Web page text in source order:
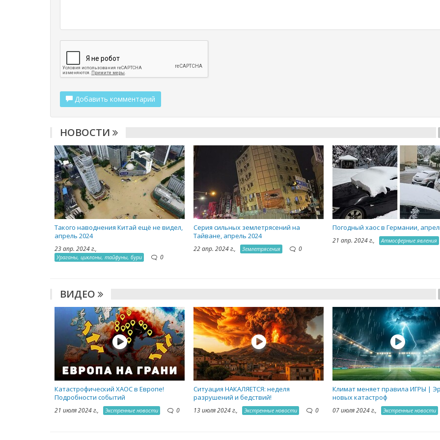
Добавить комментарий
НОВОСТИ
Такого наводнения Китай ещё не видел,
апрель 2024
23 апр. 2024 г.,
Ураганы, циклоны, тайфуны, бури 0
Серия сильных землетрясений на
Тайване, апрель 2024
22 апр. 2024 г., Землетрясения 0
Погодный хаос в Германии,
21 апр. 2024 г., Атмосферные явления
ВИДЕО
Катастрофический ХАОС в Европе!
Подробности событий
21 июля 2024 г., Экстренные новости 0
Ситуация НАКАЛЯЕТСЯ: неделя
разрушений и бедствий!
13 июля 2024 г., Экстренные новости 0
Климат меняет правила ИГРЫ |
новых катастроф
07 июля 2024 г., Экстренные новости